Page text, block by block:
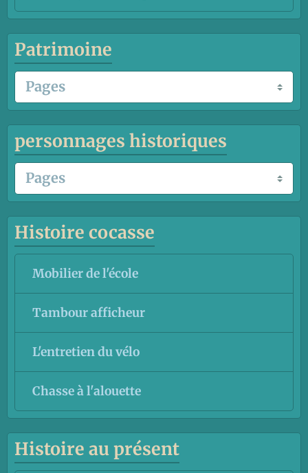
Patrimoine
personnages historiques
Histoire cocasse
Mobilier de l'école
Tambour afficheur
L'entretien du vélo
Chasse à l'alouette
Histoire au présent